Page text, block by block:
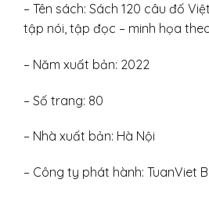
– Tên sách: Sách 120 câu đố
tập nói, tập đọc – minh họa
– Năm xuất bản: 2022
– Số trang: 80
– Nhà xuất bản: Hà Nội
– Công ty phát hành: TuanViet